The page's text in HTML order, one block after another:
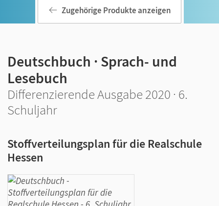
Zugehörige Produkte anzeigen
Deutschbuch · Sprach- und
Lesebuch
Differenzierende Ausgabe 2020 · 6.
Schuljahr
Stoffverteilungsplan für die Realschule
Hessen